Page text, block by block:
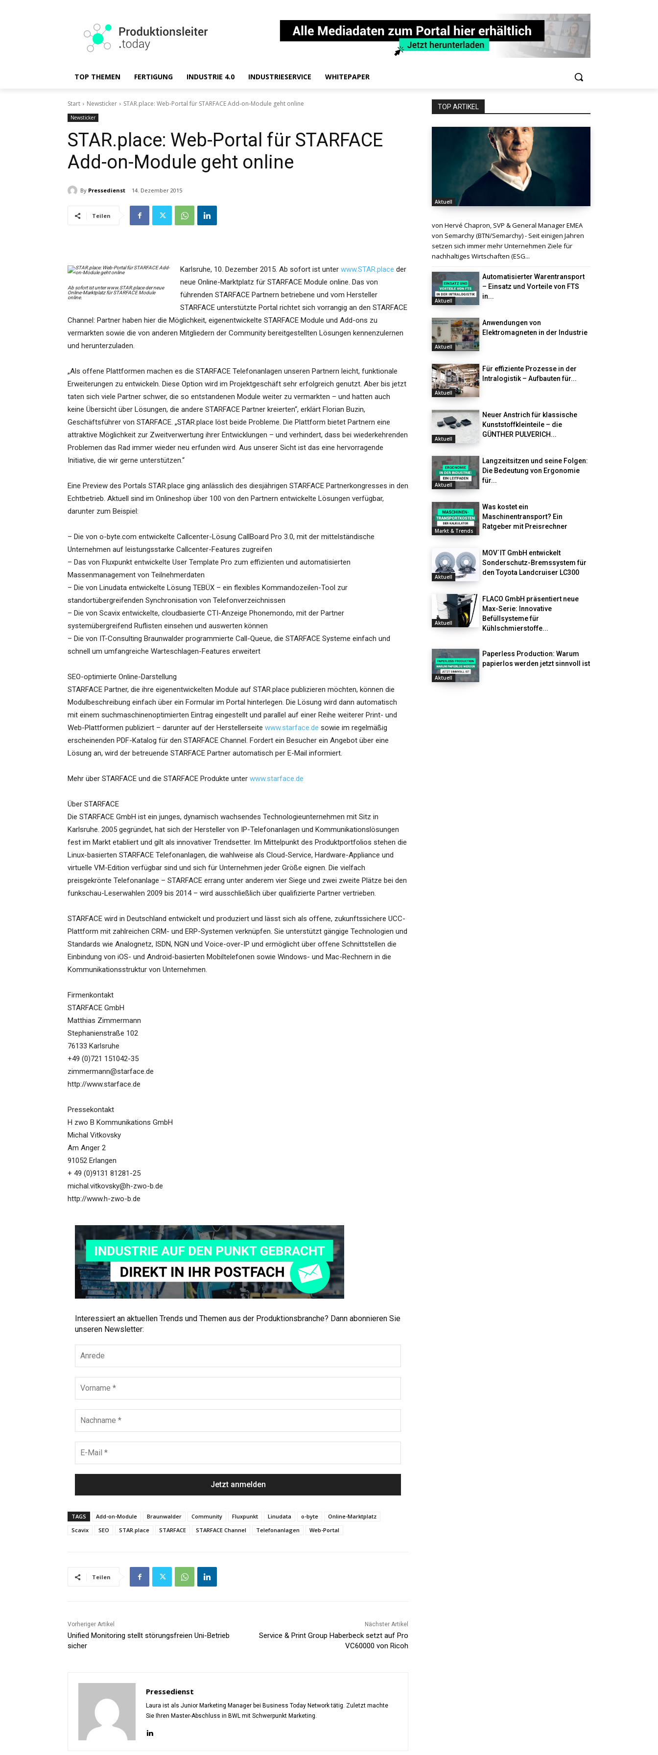
TOP THEMEN FERTIGUNG INDUSTRIE 4.0 INDUSTRIESERVICE WHITEPAPER
Start Newsticker STAR.place: Web-Portal für STARFACE Add-on-Module geht online
Newsticker
STAR.place: Web-Portal für STARFACE
Add-on-Module geht online
By Pressedienst 14. Dezember 2015
Teilen
Ab sofort ist unter www.STAR.place der neue
Online-Marktplatz für STARFACE Module
online.
Karlsruhe, 10. Dezember 2015. Ab sofort ist unter www.STAR.place der
neue Online-Marktplatz für STARFACE Module online. Das von
führenden STARFACE Partnern betriebene und vom Hersteller
STARFACE unterstützte Portal richtet sich vorrangig an den STARFACE
Channel: Partner haben hier die Möglichkeit, eigenentwickelte STARFACE Module und Add-ons zu
vermarkten sowie die von anderen Mitgliedern der Community bereitgestellten Lösungen kennenzulernen
und herunterzuladen.
„Als offene Plattformen machen es die STARFACE Telefonanlagen unseren Partnern leicht, funktionale
Erweiterungen zu entwickeln. Diese Option wird im Projektgeschäft sehr erfolgreich genutzt. Aber bis jetzt
taten sich viele Partner schwer, die so entstandenen Module weiter zu vermarkten – und hatten auch
keine Übersicht über Lösungen, die andere STARFACE Partner kreierten“, erklärt Florian Buzin,
Geschäftsführer von STARFACE. „STAR.place löst beide Probleme. Die Plattform bietet Partnern eine
attraktive Möglichkeit zur Zweitverwertung ihrer Entwicklungen – und verhindert, dass bei wiederkehrenden
Problemen das Rad immer wieder neu erfunden wird. Aus unserer Sicht ist das eine hervorragende
Initiative, die wir gerne unterstützen.“
Eine Preview des Portals STAR.place ging anlässlich des diesjährigen STARFACE Partnerkongresses in den
Echtbetrieb. Aktuell sind im Onlineshop über 100 von den Partnern entwickelte Lösungen verfügbar,
darunter zum Beispiel:
– Die von o-byte.com entwickelte Callcenter-Lösung CallBoard Pro 3.0, mit der mittelständische
Unternehmen auf leistungsstarke Callcenter-Features zugreifen
– Das von Fluxpunkt entwickelte User Template Pro zum effizienten und automatisierten
Massenmanagement von Teilnehmerdaten
– Die von Linudata entwickelte Lösung TEBÜX – ein flexibles Kommandozeilen-Tool zur
standortübergreifenden Synchronisation von Telefonverzeichnissen
– Die von Scavix entwickelte, cloudbasierte CTI-Anzeige Phonemondo, mit der Partner
systemübergreifend Ruflisten einsehen und auswerten können
– Die von IT-Consulting Braunwalder programmierte Call-Queue, die STARFACE Systeme einfach und
schnell um umfangreiche Warteschlagen-Features erweitert
SEO-optimierte Online-Darstellung
STARFACE Partner, die ihre eigenentwickelten Module auf STAR.place publizieren möchten, können die
Modulbeschreibung einfach über ein Formular im Portal hinterlegen. Die Lösung wird dann automatisch
mit einem suchmaschinenoptimierten Eintrag eingestellt und parallel auf einer Reihe weiterer Print- und
Web-Plattformen publiziert – darunter auf der Herstellerseite www.starface.de sowie im regelmäßig
erscheinenden PDF-Katalog für den STARFACE Channel. Fordert ein Besucher ein Angebot über eine
Lösung an, wird der betreuende STARFACE Partner automatisch per E-Mail informiert.
Mehr über STARFACE und die STARFACE Produkte unter www.starface.de
Über STARFACE
Die STARFACE GmbH ist ein junges, dynamisch wachsendes Technologieunternehmen mit Sitz in
Karlsruhe. 2005 gegründet, hat sich der Hersteller von IP-Telefonanlagen und Kommunikationslösungen
fest im Markt etabliert und gilt als innovativer Trendsetter. Im Mittelpunkt des Produktportfolios stehen die
Linux-basierten STARFACE Telefonanlagen, die wahlweise als Cloud-Service, Hardware-Appliance und
virtuelle VM-Edition verfügbar sind und sich für Unternehmen jeder Größe eignen. Die vielfach
preisgekrönte Telefonanlage – STARFACE errang unter anderem vier Siege und zwei zweite Plätze bei den
funkschau-Leserwahlen 2009 bis 2014 – wird ausschließlich über qualifizierte Partner vertrieben.
STARFACE wird in Deutschland entwickelt und produziert und lässt sich als offene, zukunftssichere UCC-
Plattform mit zahlreichen CRM- und ERP-Systemen verknüpfen. Sie unterstützt gängige Technologien und
Standards wie Analognetz, ISDN, NGN und Voice-over-IP und ermöglicht über offene Schnittstellen die
Einbindung von iOS- und Android-basierten Mobiltelefonen sowie Windows- und Mac-Rechnern in die
Kommunikationsstruktur von Unternehmen.
Firmenkontakt
STARFACE GmbH
Matthias Zimmermann
Stephanienstraße 102
76133 Karlsruhe
+49 (0)721 151042-35
zimmermann@starface.de
http://www.starface.de
Pressekontakt
H zwo B Kommunikations GmbH
Michal Vitkovsky
Am Anger 2
91052 Erlangen
+ 49 (0)9131 81281-25
michal.vitkovsky@h-zwo-b.de
http://www.h-zwo-b.de
Interessiert an aktuellen Trends und Themen aus der Produktionsbranche? Dann abonnieren Sie
unseren Newsletter:
TAGS Add-on-Module Braunwalder Community Fluxpunkt Linudata o-byte
Online-Marktplatz
Scavix
SEO STAR.place STARFACE STARFACE Channel Telefonanlagen Web-Portal
Teilen
Vorheriger Artikel
Unified Monitoring stellt störungsfreien Uni-Betrieb
sicher
Nächster Artikel
Service & Print Group Haberbeck setzt auf Pro
VC60000 von Ricoh
Pressedienst
Laura ist als Junior Marketing Manager bei Business Today Network tätig. Zuletzt machte
Sie Ihren Master-Abschluss in BWL mit Schwerpunkt Marketing.
TOP ARTIKEL
Aktuell
von Hervé Chapron, SVP & General Manager EMEA
von Semarchy (BTN/Semarchy) - Seit einigen Jahren
setzen sich immer mehr Unternehmen Ziele für
nachhaltiges Wirtschaften (ESG...
Aktuell
Automatisierter Warentransport
– Einsatz und Vorteile von FTS
in...
Aktuell
Anwendungen von
Elektromagneten in der Industrie
Aktuell
Für effiziente Prozesse in der
Intralogistik – Aufbauten für...
Aktuell
Neuer Anstrich für klassische
Kunststoffkleinteile – die
GÜNTHER PULVERICH...
Aktuell
Langzeitsitzen und seine Folgen:
Die Bedeutung von Ergonomie
für...
Markt & Trends
Was kostet ein
Maschinentransport? Ein
Ratgeber mit Preisrechner
Aktuell
MOV´IT GmbH entwickelt
Sonderschutz-Bremssystem für
den Toyota Landcruiser LC300
Aktuell
FLACO GmbH präsentiert neue
Max-Serie: Innovative
Befüllsysteme für
Kühlschmierstoffe...
Aktuell
Paperless Production: Warum
papierlos werden jetzt sinnvoll ist